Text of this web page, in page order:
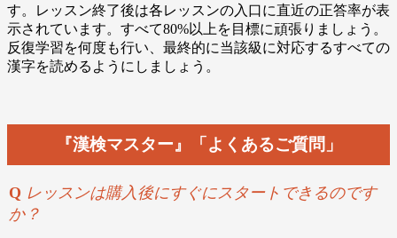
す。レッスン終了後は各レッスンの入口に直近の正答率が表
示されています。すべて80%以上を目標に頑張りましょう。
反復学習を何度も行い、最終的に当該級に対応するすべての
漢字を読めるようにしましょう。
『漢検マスター』「よくあるご質問」
Q レッスンは購入後にすぐにスタートできるのです
か？